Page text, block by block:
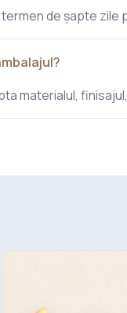
de șapte
materialul,